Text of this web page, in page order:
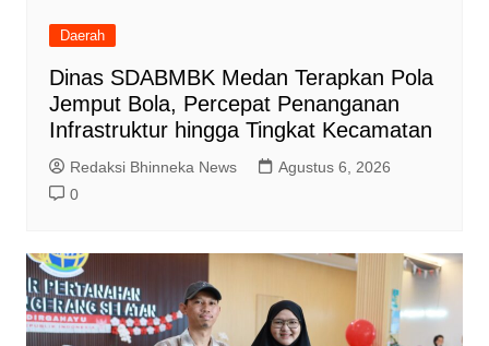
Daerah
Dinas SDABMBK Medan Terapkan Pola
Jemput Bola, Percepat Penanganan
Infrastruktur hingga Tingkat Kecamatan
Redaksi Bhinneka News
Agustus 6, 2026
0